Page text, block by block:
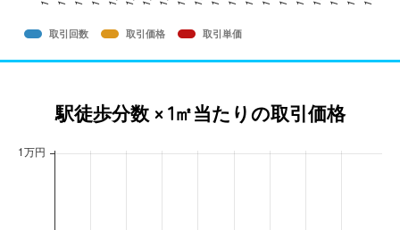
取引回数 取引価格 取引単価
駅徒歩分数 × 1㎡当たりの取引価格